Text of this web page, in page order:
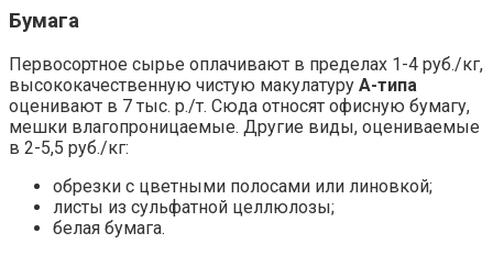
Бумага
Первосортное сырье оплачивают в пределах 1-4 руб./кг,
высококачественную чистую макулатуру А-типа
оценивают в 7 тыс. р./т. Сюда относят офисную бумагу,
мешки влагопроницаемые. Другие виды, оцениваемые
в 2-5,5 руб./кг:
обрезки с цветными полосами или линовкой;
листы из сульфатной целлюлозы;
белая бумага.